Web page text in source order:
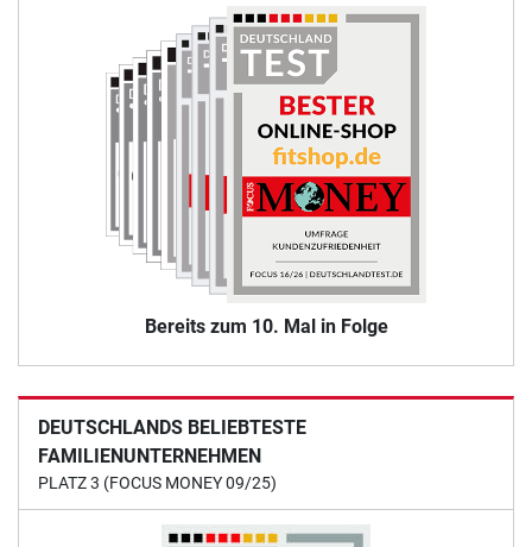
Bereits zum 10. Mal in Folge
DEUTSCHLANDS BELIEBTESTE
FAMILIENUNTERNEHMEN
PLATZ 3 (FOCUS MONEY 09/25)